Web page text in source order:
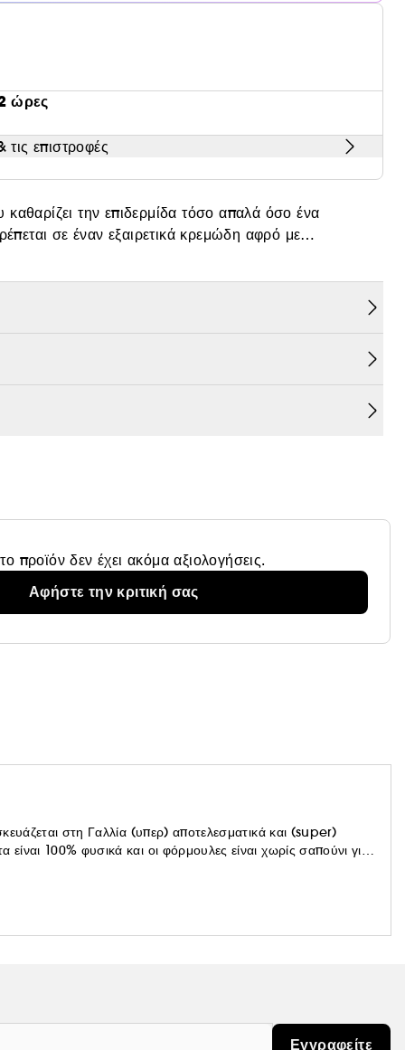
ώρες
επιστροφές
την επιδερμίδα τόσο απαλά όσο ένα
σε έναν εξαιρετικά κρεμώδη αφρό με
προϊόν δεν έχει ακόμα αξιολογήσεις.
Αφήστε την κριτική σας
στη Γαλλία (υπερ) αποτελεσματικά και (super)
100% φυσικά και οι φόρμουλες είναι χωρίς σαπούνι για
Εγγραφείτε